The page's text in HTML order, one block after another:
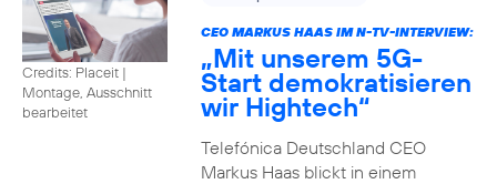
Credits: Placeit |
Montage, Ausschnitt
bearbeitet
CEO MARKUS HAAS IM N-TV-INTERVIEW:
„Mit unserem 5G-
Start demokratisieren
wir Hightech“
Telefónica Deutschland CEO
Markus Haas blickt in einem